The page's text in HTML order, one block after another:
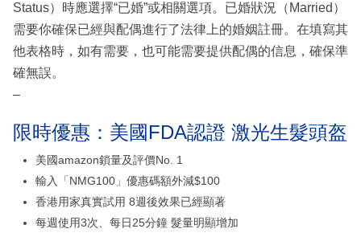
Status）時應選擇“已婚”或相關選項。已婚狀況（Married）
需要你確保已經與配偶進行了法律上的婚姻註冊。在填寫其
他表格時，如有需要，也可能需要提供配偶的信息，確保準
確無誤。
–
限時優惠：美國FDA認證 激光生髮頭盔
美國amazon鎖量及評價No. 1
輸入「NMG100」優惠碼額外減$100
香港用家真實試用 8週後效果已經顯著
每週使用3次、每日25分鐘 髮量明顯增加